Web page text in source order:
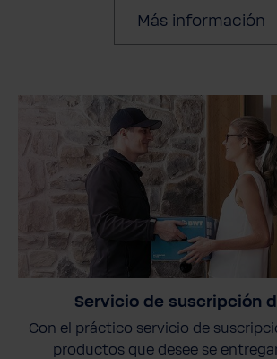
Más información
Servicio de suscripción
Con el práctico servicio de
productos que desee se